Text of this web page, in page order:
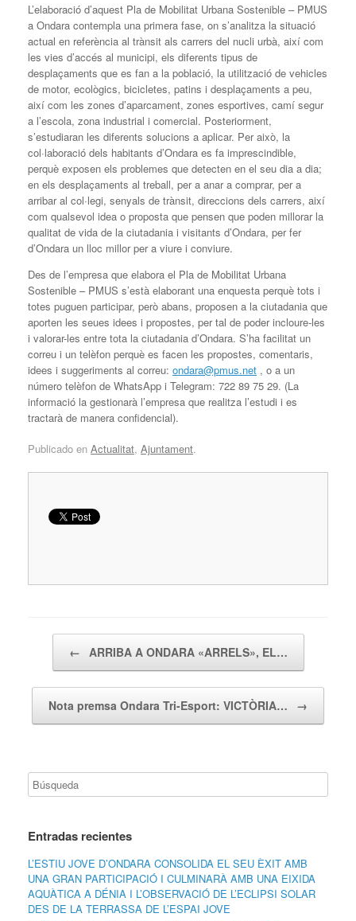
L’elaboració d’aquest Pla de Mobilitat Urbana Sostenible – PMUS
a Ondara contempla una primera fase, on s’analitza la situació
actual en referència al trànsit als carrers del nucli urbà, així com
les vies d’accés al municipi, els diferents tipus de
desplaçaments que es fan a la població, la utilització de vehicles
de motor, ecològics, bicicletes, patins i desplaçaments a peu,
així com les zones d’aparcament, zones esportives, camí segur
a l’escola, zona industrial i comercial. Posteriorment,
s’estudiaran les diferents solucions a aplicar. Per això, la
col·laboració dels habitants d’Ondara es fa imprescindible,
perquè exposen els problemes que detecten en el seu dia a dia;
en els desplaçaments al treball, per a anar a comprar, per a
arribar al col·legi, senyals de trànsit, direccions dels carrers, així
com qualsevol idea o proposta que pensen que poden millorar la
qualitat de vida de la ciutadania i visitants d’Ondara, per fer
d’Ondara un lloc millor per a viure i conviure.
Des de l’empresa que elabora el Pla de Mobilitat Urbana
Sostenible – PMUS s’està elaborant una enquesta perquè tots i
totes puguen participar, però abans, proposen a la ciutadania que
aporten les seues idees i propostes, per tal de poder incloure-les
i valorar-les entre tota la ciutadania d’Ondara. S’ha facilitat un
correu i un telèfon perquè es facen les propostes, comentaris,
idees i suggeriments al correu: ondara@pmus.net , o a un
número telèfon de WhatsApp i Telegram: 722 89 75 29. (La
informació la gestionarà l’empresa que realitza l’estudi i es
tractarà de manera confidencial).
Publicado en Actualitat, Ajuntament.
← ARRIBA A ONDARA «ARRELS», EL…
Nota premsa Ondara Tri-Esport: VICTÒRIA… →
Entradas recientes
L’ESTIU JOVE D’ONDARA CONSOLIDA EL SEU ÈXIT AMB
UNA GRAN PARTICIPACIÓ I CULMINARÀ AMB UNA EIXIDA
AQUÀTICA A DÉNIA I L’OBSERVACIÓ DE L’ECLIPSI SOLAR
DES DE LA TERRASSA DE L’ESPAI JOVE